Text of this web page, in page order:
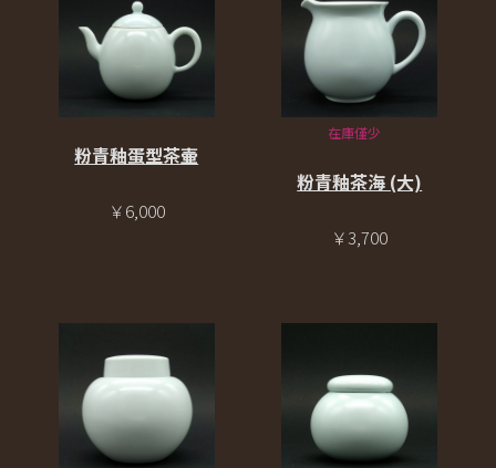
粉青釉蛋型茶壷
￥6,000
在庫僅少
粉青釉茶海 (大)
￥3,700